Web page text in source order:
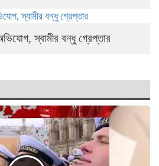
স্বামীর বন্ধু গ্রেপ্তার